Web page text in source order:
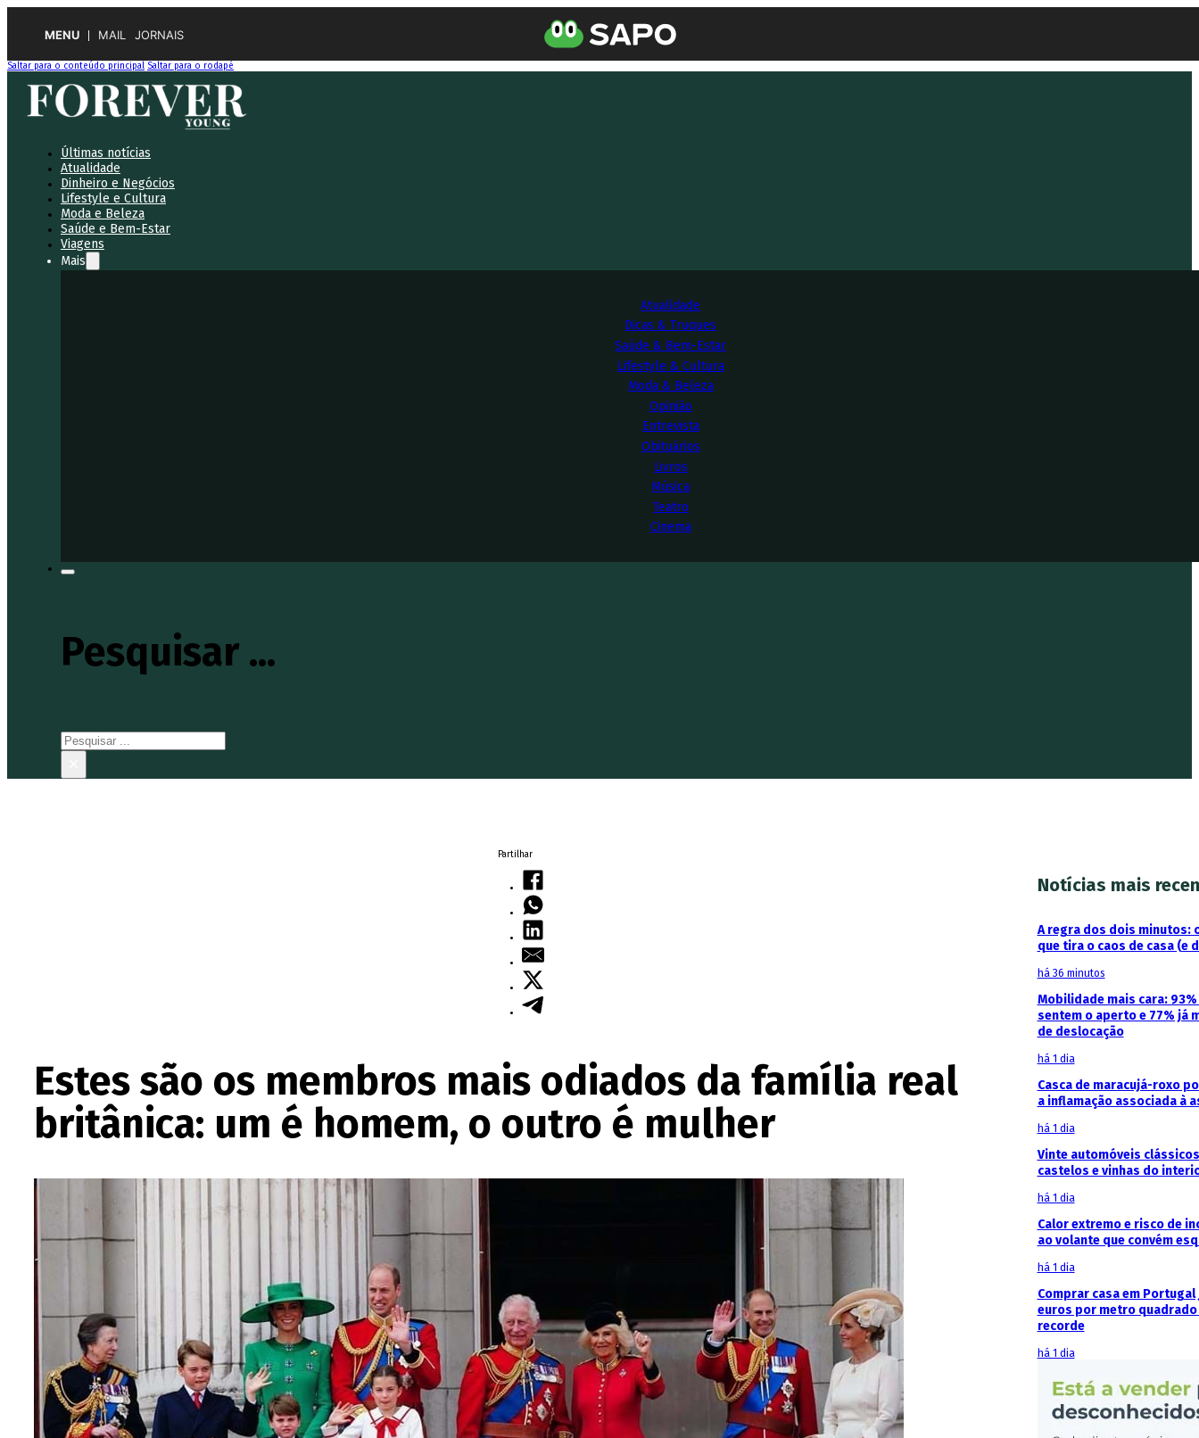
MENU MAIL JORNAIS
Saltar para o conteúdo principal Saltar para o rodapé
Últimas notícias
Atualidade
Dinheiro e Negócios
Lifestyle e Cultura
Moda e Beleza
Saúde e Bem-Estar
Viagens
Mais
Atualidade
Dicas & Truques
Saúde & Bem-Estar
Lifestyle & Cultura
Moda & Beleza
Opinião
Entrevista
Obituários
Livros
Música
Teatro
Cinema
Pesquisar ...
Pesquisar
Partilhar
Estes são os membros mais odiados da família real
britânica: um é homem, o outro é mulher
Notícias mais
A regra dos dois minutos:
que tira o caos de casa (e
há 36 minutos
Mobilidade mais cara:
sentem o aperto e 77% já
de deslocação
há 1 dia
Casca de maracujá-roxo
a inflamação associada à
há 1 dia
Vinte automóveis
castelos e vinhas do
há 1 dia
Calor extremo e risco de
ao volante que convém
há 1 dia
Comprar casa em Portugal
euros por metro quadrado
recorde
há 1 dia